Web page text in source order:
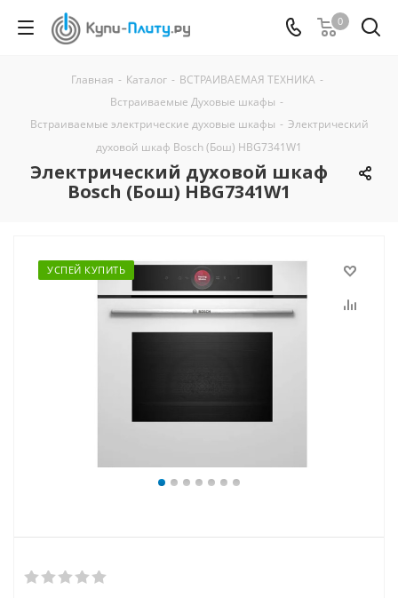
0
Главная - Каталог - ВСТРАИВАЕМАЯ ТЕХНИКА -
Встраиваемые Духовые шкафы -
Встраиваемые электрические духовые шкафы - Электрический
духовой шкаф Bosch (Бош) HBG7341W1
Электрический духовой шкаф
Bosch (Бош) HBG7341W1
УСПЕЙ КУПИТЬ